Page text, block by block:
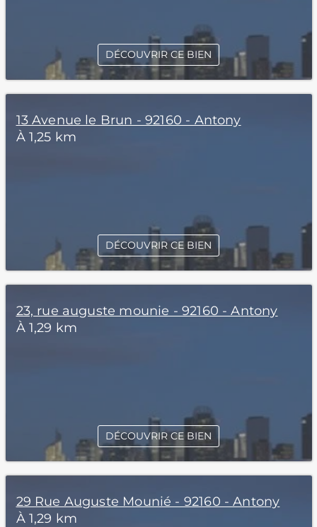
DÉCOUVRIR CE BIEN
13 Avenue le Brun - 92160 - Antony
À 1,25 km
DÉCOUVRIR CE BIEN
23, rue auguste mounie - 92160 - Antony
À 1,29 km
DÉCOUVRIR CE BIEN
29 Rue Auguste Mounié - 92160 - Antony
À 1,29 km